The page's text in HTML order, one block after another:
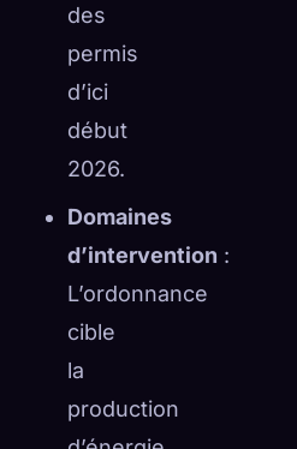
des
permis
d’ici
début
2026.
Domaines
d’intervention :
L’ordonnance
cible
la
production